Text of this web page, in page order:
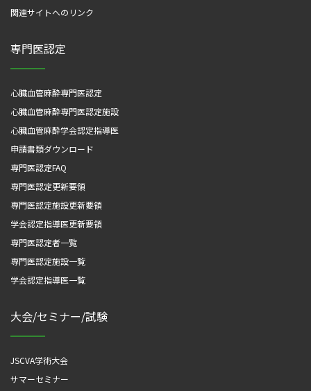
関連サイトへのリンク
専門医認定
心臓血管麻酔専門医認定
心臓血管麻酔専門医認定施設
心臓血管麻酔学会認定指導医
申請書類ダウンロード
専門医認定FAQ
専門医認定更新要領
専門医認定施設更新要領
学会認定指導医更新要領
専門医認定者一覧
専門医認定施設一覧
学会認定指導医一覧
大会/セミナー/試験
JSCVA学術大会
サマーセミナー